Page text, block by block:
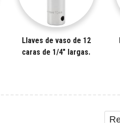
Llaves de vaso de 12
caras de 1/4" largas.